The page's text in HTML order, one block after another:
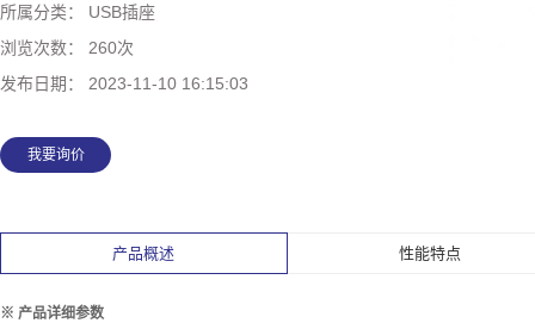
所属分类：
USB插座
浏览次数：
260次
发布日期：
2023-11-10 16:15:03
我要询价
产品概述 性能特点
※ 产品详细参数